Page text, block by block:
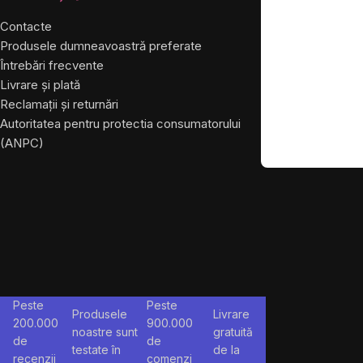
Contacte
Produsele dumneavoastră preferate
Întrebări frecvente
Livrare și plată
Reclamații și returnări
Autoritatea pentru protectia consumatorului
(ANPC)
Peste
200.000
de
recenzii
Produsele
noastre sunt
testate în
Peste
900.000
de
comenzi
Livrare
gratuită
de la